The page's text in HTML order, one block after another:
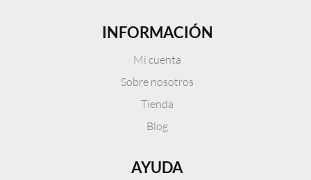
INFORMACIÓN
Mi cuenta
Sobre nosotros
Tienda
Blog
AYUDA